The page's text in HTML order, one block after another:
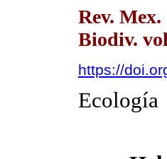
Rev. Mex.
Biodiv.
https://
Ecología